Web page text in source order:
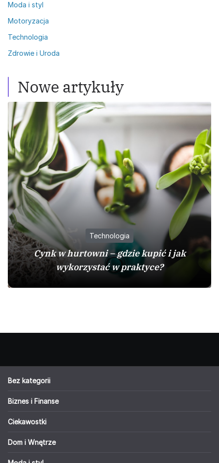
Moda i styl
Motoryzacja
Technologia
Zdrowie i Uroda
Nowe artykuły
Technologia
Cynk w hurtowni – gdzie kupić i jak
wykorzystać w praktyce?
Bez kategorii
Biznes i Finanse
Ciekawostki
Dom i Wnętrze